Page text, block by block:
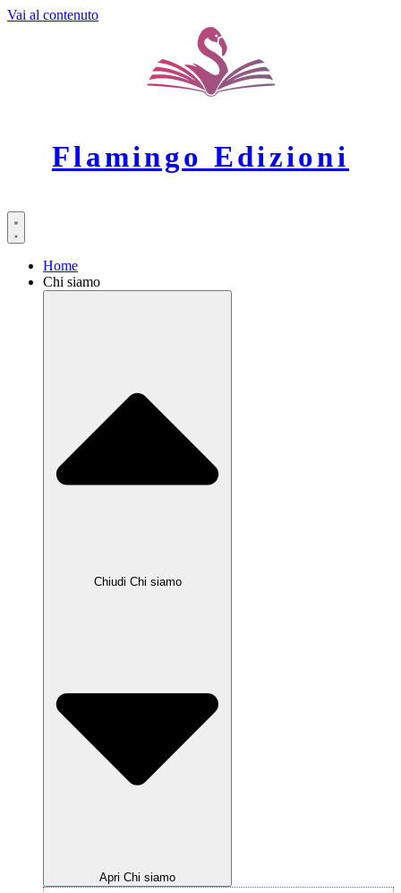
Vai al contenuto
Flamingo Edizioni
Home
Chi siamo
Chiudi Chi siamo
Apri Chi siamo